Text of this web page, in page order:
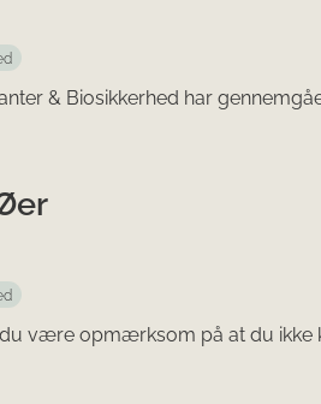
& Biosikkerhed har
være opmærksom på at du